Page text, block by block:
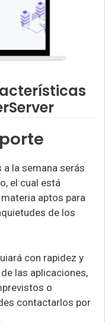
la semana serás
el cual está
aptos para
de los
con rapidez y
las aplicaciones,
o
contactarlos por